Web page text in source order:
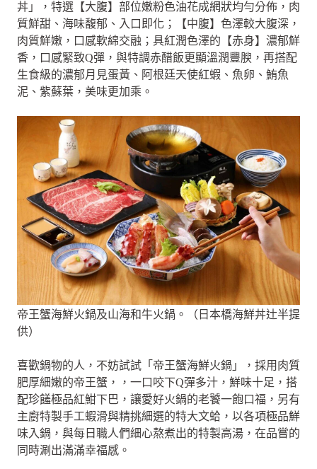
丼」，特選【大腹】部位嫩粉色油花成網狀均勻分佈，肉
質鮮甜、海味馥郁、入口即化；【中腹】色澤較大腹深，
肉質鮮嫩，口感軟綿交融；具紅潤色澤的【赤身】濃郁鮮
香，口感緊致Q彈，與特調赤醋飯更顯溫潤豐腴，再搭配
生食級的濃郁月見蛋黃、阿根廷天使紅蝦、魚卵、鮪魚
泥、紫蘇葉，美味更加乘。
帝王蟹海鮮火鍋及山海和牛火鍋。（日本橋海鮮丼辻半提
供）
喜歡鍋物的人，不妨試試「帝王蟹海鮮火鍋」，採用肉質
肥厚細嫩的帝王蟹，，一口咬下Q彈多汁，鮮味十足，搭
配珍饈極品紅魽下巴，讓愛好火鍋的老饕一飽口福，另有
主廚特製手工蝦滑與精挑細選的特大文蛤，以各項極品鮮
味入鍋，與每日職人們細心熬煮出的特製高湯，在品嘗的
同時涮出滿滿幸福感。